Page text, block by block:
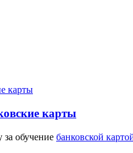
карты
обучение банковской